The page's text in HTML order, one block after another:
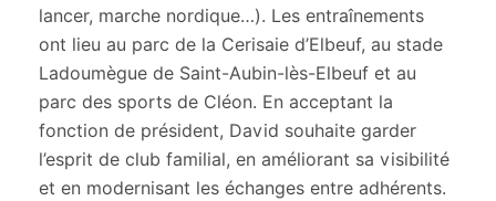
lancer, marche nordique…). Les entraînements
ont lieu au parc de la Cerisaie d’Elbeuf, au stade
Ladoumègue de Saint-Aubin-lès-Elbeuf et au
parc des sports de Cléon. En acceptant la
fonction de président, David souhaite garder
l’esprit de club familial, en améliorant sa visibilité
et en modernisant les échanges entre adhérents.